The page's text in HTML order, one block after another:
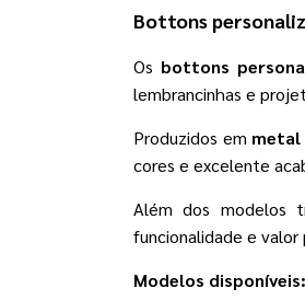
Bottons
Os bottons
lembrancinhas e
Produzidos em metal
cores e excelente
Além dos modelos
funcionalidade e
Modelos disponíveis: